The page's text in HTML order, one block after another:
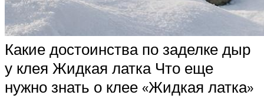
Какие достоинства по заделке дыр
у клея Жидкая латка Что еще
нужно знать о клее «Жидкая латка»